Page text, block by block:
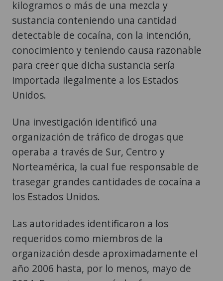
kilogramos o más de una mezcla y
sustancia conteniendo una cantidad
detectable de cocaína, con la intención,
conocimiento y teniendo causa razonable
para creer que dicha sustancia sería
importada ilegalmente a los Estados
Unidos.
Una investigación identificó una
organización de tráfico de drogas que
operaba a través de Sur, Centro y
Norteamérica, la cual fue responsable de
trasegar grandes cantidades de cocaína a
los Estados Unidos.
Las autoridades identificaron a los
requeridos como miembros de la
organización desde aproximadamente el
año 2006 hasta, por lo menos, mayo de